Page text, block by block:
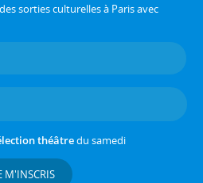
sorties culturelles à Paris avec
théâtredu samedi
M'INSCRIS